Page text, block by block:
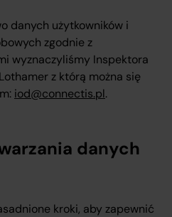
danych użytkowników i
zgodnie z
wyznaczyliśmy Inspektora
z którą można się
iod@connectis.pl.
danych
kroki, aby zapewnić